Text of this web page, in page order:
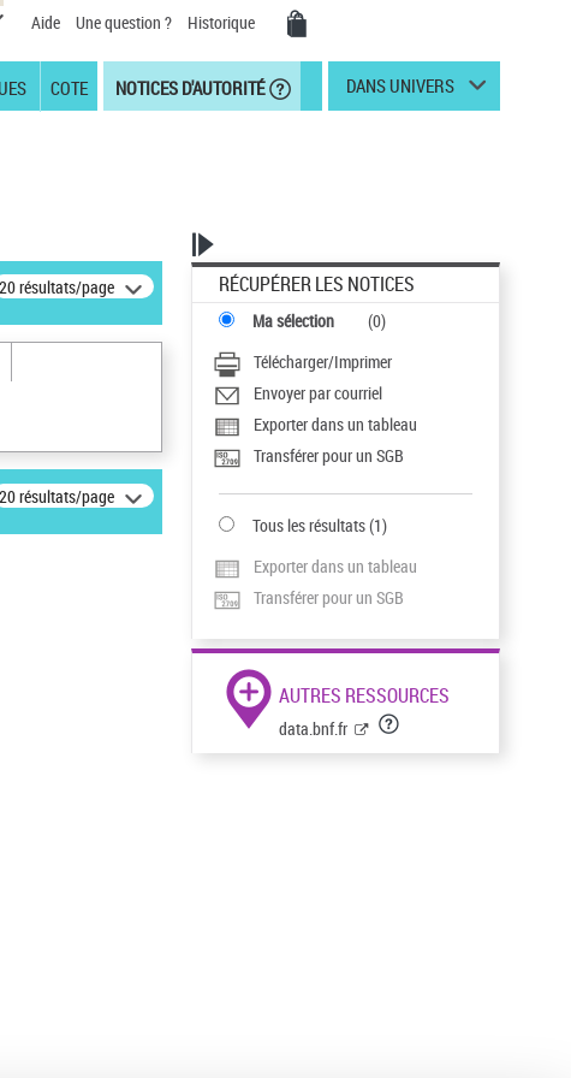
Aide Une question ? Historique
COTE NOTICES D'AUTORITÉ DANS UNIVERS
20 résultats/page
20 résultats/page
RÉCUPÉRER LES NOTICES
Ma sélection (0)
Télécharger/Imprimer
Envoyer par courriel
Exporter dans un tableau
Transférer pour un SGB
Tous les résultats(1)
Exporter dans un tableau
Transférer pour un SGB
AUTRES RESSOURCES
data.bnf.fr